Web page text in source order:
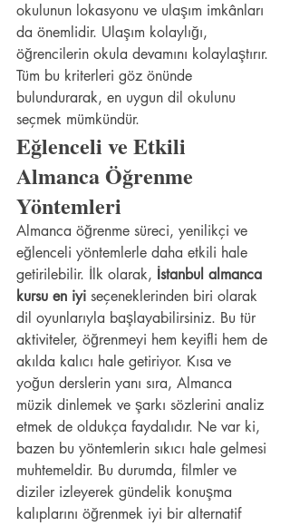
okulunun lokasyonu ve ulaşım imkânları
da önemlidir. Ulaşım kolaylığı,
öğrencilerin okula devamını kolaylaştırır.
Tüm bu kriterleri göz önünde
bulundurarak, en uygun dil okulunu
seçmek mümkündür.
Eğlenceli ve Etkili
Almanca Öğrenme
Yöntemleri
Almanca öğrenme süreci, yenilikçi ve
eğlenceli yöntemlerle daha etkili hale
getirilebilir. İlk olarak, İstanbul almanca
kursu en iyi seçeneklerinden biri olarak
dil oyunlarıyla başlayabilirsiniz. Bu tür
aktiviteler, öğrenmeyi hem keyifli hem de
akılda kalıcı hale getiriyor. Kısa ve
yoğun derslerin yanı sıra, Almanca
müzik dinlemek ve şarkı sözlerini analiz
etmek de oldukça faydalıdır. Ne var ki,
bazen bu yöntemlerin sıkıcı hale gelmesi
muhtemeldir. Bu durumda, filmler ve
diziler izleyerek gündelik konuşma
kalıplarını öğrenmek iyi bir alternatif